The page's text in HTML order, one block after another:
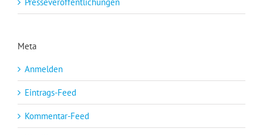
Meta
Anmelden
Eintrags-Feed
Kommentar-Feed